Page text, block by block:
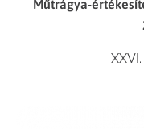
Műtrágya-